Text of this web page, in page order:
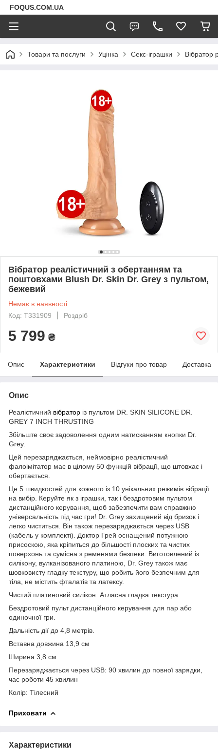
FOQUS.COM.UA
Товари та послуги Уцінка Секс-іграшки Вібратор
Вібратор реалістичний з обертанням та
поштовхами Blush Dr. Skin Dr. Grey з пультом,
бежевий
Немає в наявності
Код: T331909
Роздріб
5 799 ₴
Опис Характеристики Відгуки про товар Доставка
Опис
Реалістичний вібратор із пультом DR. SKIN SILICONE DR.
GREY 7 INCH THRUSTING
Збільште своє задоволення одним натисканням кнопки Dr.
Grey.
Цей перезаряджається, неймовірно реалістичний
фалоімітатор має в цілому 50 функцій вібрації, що штовхає і
обертається.
Це 5 швидкостей для кожного із 10 унікальних режимів вібрації
на вибір. Керуйте як з іграшки, так і бездротовим пультом
дистанційного керування, щоб забезпечити вам справжню
універсальність під час гри! Dr. Grey захищений від бризок і
легко чиститься. Він також перезаряджається через USB
(кабель у комплекті). Доктор Грей оснащений потужною
присоскою, яка кріпиться до більшості плоских та чистих
поверхонь та сумісна з ременями безпеки. Виготовлений із
силікону, вулканізованого платиною, Dr. Grey також має
шовковисту гладку текстуру, що робить його безпечним для
тіла, не містить фталатів та латексу.
Чистий платиновий силікон. Атласна гладка текстура.
Бездротовий пульт дистанційного керування для пар або
одиночної гри.
Дальність дії до 4,8 метрів.
Вставна довжина 13,9 см
Ширина 3,8 см
Перезаряджається через USB: 90 хвилин до повної зарядки,
час роботи 45 хвилин
Колір: Тілесний
Приховати
Характеристики